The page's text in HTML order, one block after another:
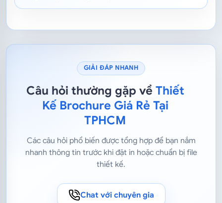
GIẢI ĐÁP NHANH
Câu hỏi thường gặp về Thiết
Kế Brochure Giá Rẻ Tại
TPHCM
Các câu hỏi phổ biến được tổng hợp để bạn nắm
nhanh thông tin trước khi đặt in hoặc chuẩn bị file
thiết kế.
Chat với chuyên gia